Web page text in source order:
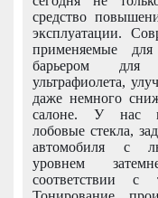
средство
эксплуатации.
применяемые
барьером для
ультрафиолета,
даже немного
салоне. У нас
лобовые стекла,
автомобиля с
уровнем
соответствии с